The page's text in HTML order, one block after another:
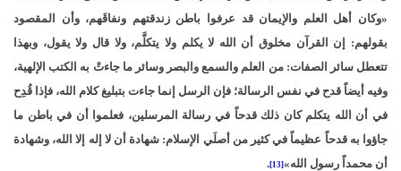
«وكان أهل العلم والإيمان قد عرفوا باطن زندقتهم ونفاقَهم، وأن المقصود
بقولهم: إن القرآن مخلوق أن الله لا يكلم ولا يتكلَّم، ولا قال ولا يقول، وبهذا
تتعطل سائر الصفات: من العلم والسمع والبصر وسائر ما جاءتْ به الكتب الإلهية،
وفيه أيضاً قدح في نفس الرسالة؛ فإن الرسل إنما جاءت بتبليغ كلام الله، فإذا قُدِح
في أن الله يتكلم كان ذلك قدحاً في رسالة المرسلين، فعلموا أن في باطن ما
جاؤوا به قدحاً عظيماً في كثير من أصلَي الإسلام: شهادة أن لا إله إلا الله، وشهادة
أن محمداً رسول الله»[13]
.